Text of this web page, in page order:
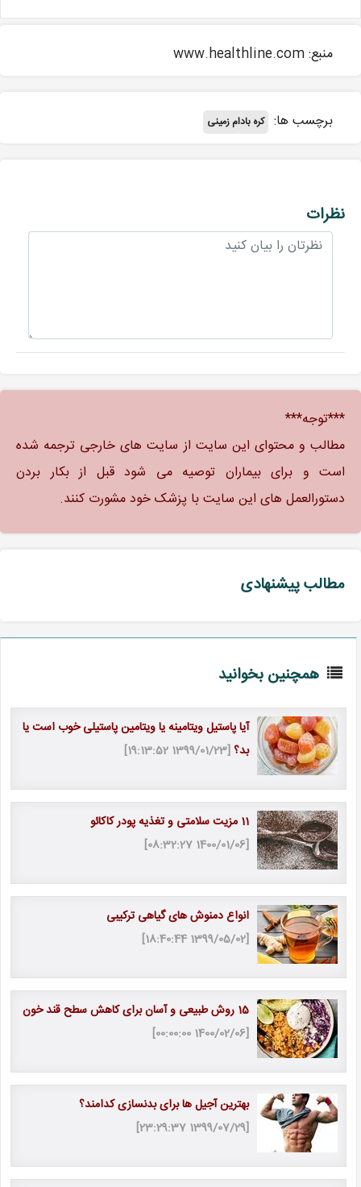
منبع: www.healthline.com
برچسب ها: کره بادام زمینی
نظرات
***توجه***
مطالب و محتوای این سایت از سایت های خارجی ترجمه شده
است و برای بیماران توصیه می شود قبل از بکار بردن
دستورالعمل های این سایت با پزشک خود مشورت کنند.
مطالب پیشنهادی
همچنین بخوانید
آیا پاستیل ویتامینه یا ویتامین پاستیلی خوب است یا
بد؟[1399/01/23 19:13:52]
11 مزیت سلامتی و تغذیه پودر کاکائو
[1400/01/06 08:32:27]
انواع دمنوش های گیاهی ترکیبی
[1399/05/02 18:40:44]
15 روش طبیعی و آسان برای کاهش سطح قند خون
[1400/02/06 00:00:00]
بهترین آجیل ها برای بدنسازی کدامند؟
[1399/07/29 23:29:37]